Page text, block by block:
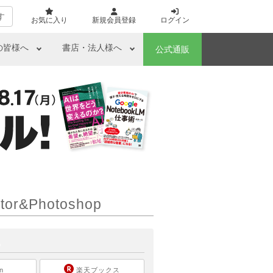
お気に入り 新規会員登録 ログイン
皆様へ 書店・法人様へ 公式通販
楽天ブックス